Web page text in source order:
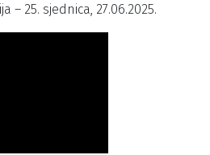
– 25. sjednica, 27.06.2025.